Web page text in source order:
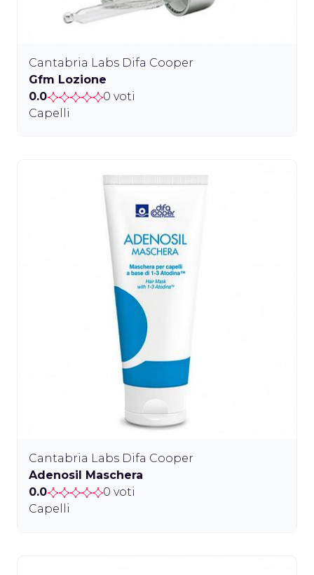
Cantabria Labs Difa Cooper
Gfm Lozione
0.0
0 voti
Capelli
Cantabria Labs Difa Cooper
Adenosil Maschera
0.0
0 voti
Capelli